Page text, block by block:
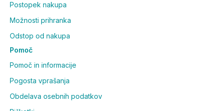
Postopek nakupa
Možnosti prihranka
Odstop od nakupa
Pomoč
Pomoč in informacije
Pogosta vprašanja
Obdelava osebnih podatkov